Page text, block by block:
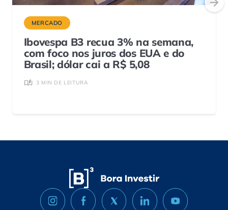
MERCADO
Ibovespa B3 recua 3% na semana,
com foco nos juros dos EUA e do
Brasil; dólar cai a R$ 5,08
3 MIN DE LEITURA